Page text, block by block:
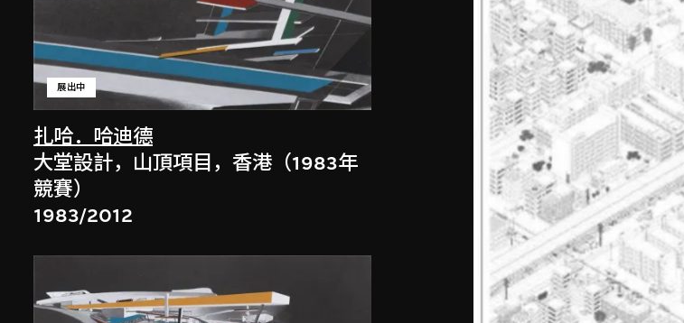
扎哈．哈迪德
展出中
大堂設計，山頂項目，香港（1983年
競賽）
1983/2012